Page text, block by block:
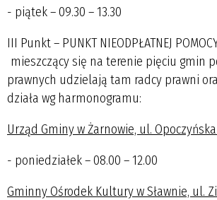
- piątek – 09.30 – 13.30
III Punkt – PUNKT NIEODPŁATNEJ
mieszczący się na terenie pięciu gmin
prawnych udzielają tam radcy prawni
działa wg harmonogramu:
Urząd Gminy w Żarnowie, ul.
- poniedziałek – 08.00 – 12.00
Gminny Ośrodek Kultury w Sławnie, ul.